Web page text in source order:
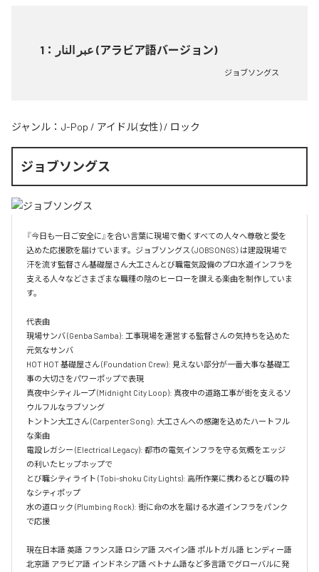
1 ： عبر النار (アラビア語バージョン)
ジョブソングス
ジャンル： J-Pop / アイドル(女性) / ロック
ジョブソングス
『今日も一日ご安全に』を合い言葉に現場で働くすべての人々へ尊敬と愛を
込めた応援歌を届けています。ジョブソングス（JOBSONGS）は建設現場で
汗を流す監督さん基礎屋さん大工さんとび職電気設備のプロ水道インフラを
支える人々などさまざまな職種の陰のヒーローを讃える楽曲を制作していま
す。
代表曲
現場サンバ (Genba Samba): 工事現場を運営する監督さんの気持ちを込めた
元気なサンバ
HOT HOT 基礎屋さん (Foundation Crew): 見えない部分が一番大事な基礎工
事の大切さをパワーポップで表現
真夜中シティループ (Midnight City Loop): 真夜中の道路工事が街を支えるソ
ウルフルなラブソング
トントン大工さん (Carpenter Song): 大工さんへの感謝を込めたハートフル
な楽曲
電設レガシー (Electrical Legacy): 都市の電気インフラを守る気概をエッジ
の利いたヒップホップで
とび職シティライト (Tobi-shoku City Lights): 高所作業に携わるとび職の粋
なシティポップ
水の道ロック (Plumbing Rock): 街に命の水を届ける水道インフラをパンク
で応援
現在日本語 英語 フランス語 ロシア語 スペイン語 ポルトガル語 ヒンディー語
北京語 アラビア語 インドネシア語 ベトナム語など多言語でグローバルに発